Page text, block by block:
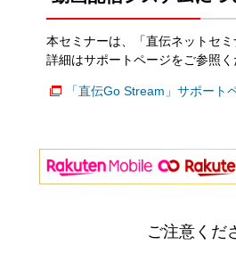
本セミナーは、「直伝ネットセ
詳細はサポートページをご参照く
「直伝Go Stream」サポート
ご注意くだ